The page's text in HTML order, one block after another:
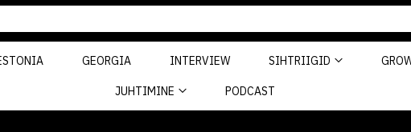
GEORGIA INTERVIEW SIHTRIIGID
JUHTIMINE PODCAST